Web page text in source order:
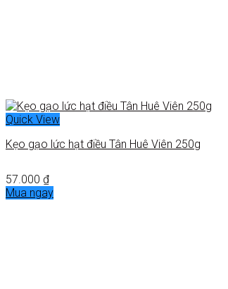
Quick View
Kẹo gạo lức hạt điều Tân Huê Viên 250g
57.000 ₫
Mua ngay